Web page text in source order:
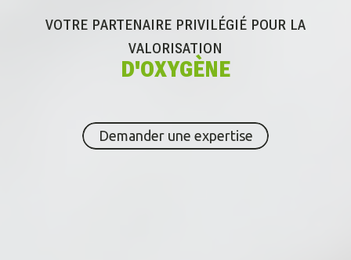
VOTRE PARTENAIRE PRIVILÉGIÉ POUR LA
VALORISATION
D'OXYGÈNE
Demander une expertise